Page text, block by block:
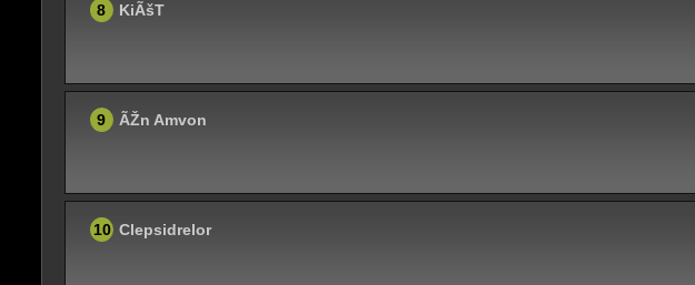
8 KiÃšT
9 ÃŽn Amvon
10 Clepsidrelor